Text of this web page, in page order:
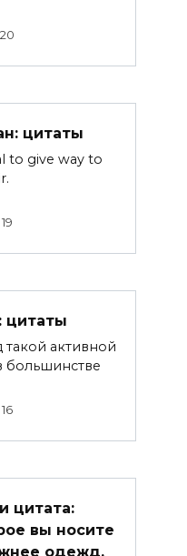
20
цитаты
to give way to
19
цитаты
активной
большинстве
16
цитата:
вы носите
одежд,